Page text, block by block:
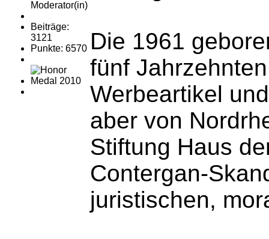
Moderator(in)
Beiträge:
3121
Punkte: 6570 Die 1961
fünf
Werbeartikel
aber von
Stiftung Haus
Contergan-
juristischen,